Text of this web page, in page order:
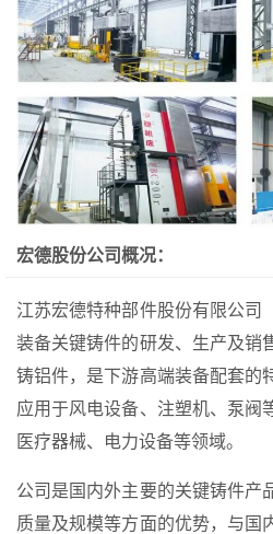
宏德股份公司概况：
江苏宏德特种部件股份有限公司
装备关键铸件的研发、生产及销
铸铝件，是下游高端装备配套的
应用于风电设备、注塑机、泵阀
医疗器械、电力设备等领域。
公司是国内外主要的关键铸件产
质量及规模等方面的优势，与国